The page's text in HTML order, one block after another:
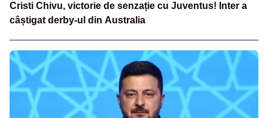
Cristi Chivu, victorie de senzație cu Juventus! Inter a
câștigat derby-ul din Australia